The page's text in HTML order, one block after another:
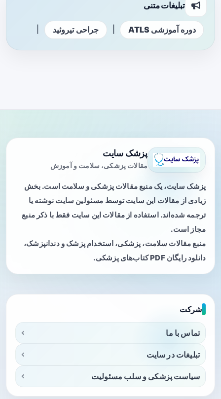
تبلیغات متنی
دوره آموزشی ATLS جراحی تیروئید
پزشک سایت
مقالات پزشکی، سلامت و آموزش
پزشک سایت، یک منبع مقالات پزشکی و سلامت است. بخش
زیادی از مقالات این سایت توسط مسئولین سایت نوشته یا
ترجمه شده‌اند. استفاده از مقالات این سایت فقط با ذکر منبع
مجاز است.
منبع مقالات سلامت، پزشکی، استخدام پزشک و دندانپزشک،
دانلود رایگان PDF کتاب‌های پزشکی.
شرکت
تماس با ما
تبلیغات در سایت
سیاست پزشکی و سلب مسئولیت